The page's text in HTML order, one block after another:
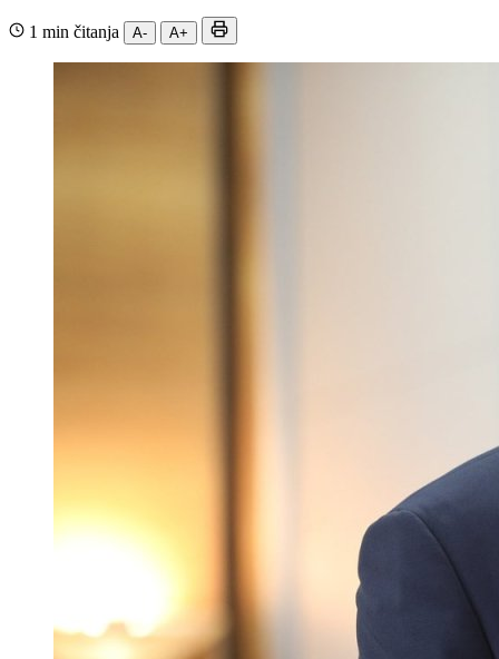
1 min čitanja A- A+